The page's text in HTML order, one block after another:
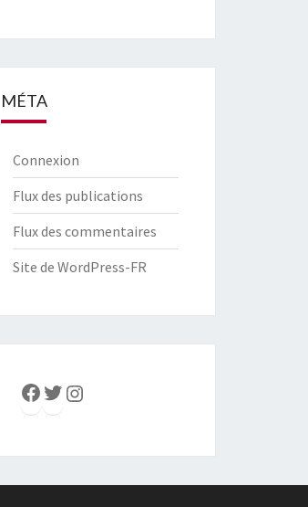
MÉTA
Connexion
Flux des publications
Flux des commentaires
Site de WordPress-FR
Facebook
Twitter
Instagram